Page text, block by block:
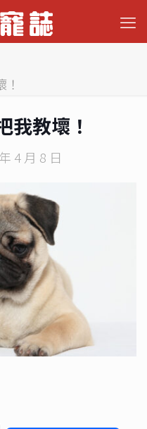
我教壞！
4 月 8 日